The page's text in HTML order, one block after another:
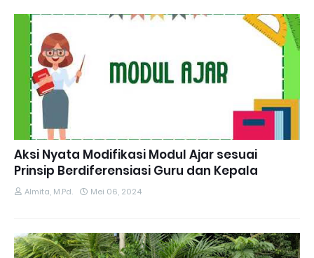
Aksi Nyata Modifikasi Modul Ajar sesuai
Prinsip Berdiferensiasi Guru dan Kepala
Almita, M.Pd. Mei 06, 2024